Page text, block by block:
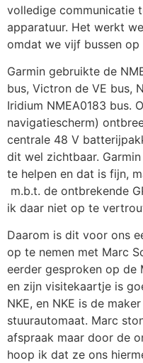
volledige communicatie
apparatuur. Het werkt
omdat we vijf bussen
Garmin gebruikte de
bus, Victron de VE bus,
Iridium NMEA0183 bus.
navigatiescherm)
centrale 48 V
dit wel zichtbaar.
te helpen en dat is fijn,
m.b.t. de ontbrekende
ik daar niet op te
Daarom is dit voor ons
op te nemen met Marc
eerder gesproken op de
en zijn visitekaartje is
NKE, en NKE is de
stuurautomaat. Marc
afspraak maar door de
hoop ik dat ze ons